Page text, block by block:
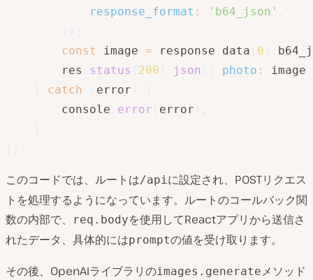
response_format : 'b64_json'
const
image = response data 0
        res
status 200 json photo :
image
catch error
        console
error error
このコードでは、ルートは/apiに設定され、POSTリクエス
トを処理するようになっています。ルートのコールバック関
数の内部で、
req.bodyを使用してReactアプリから送信さ
れたデータ、具体的にはpromptの値を受け取ります。
その後、OpenAIライブラリのimages.generateメソッド